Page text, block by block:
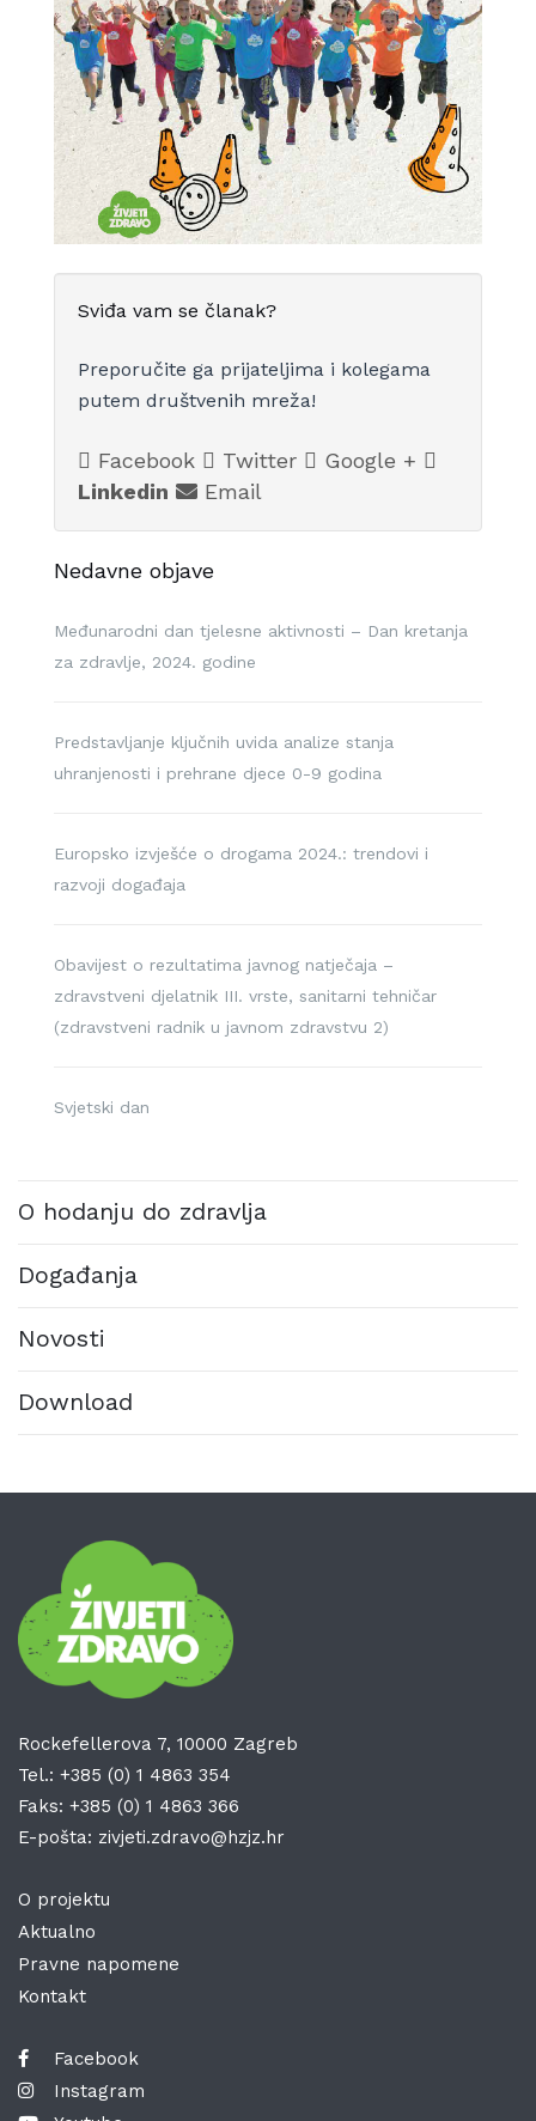
O hodanju do zdravlja
Događanja
Novosti
Download
Sviđa vam se članak?
Preporučite ga prijateljima i kolegama
putem društvenih mreža!
Facebook Twitter
Google +
Linkedin
Email
Nedavne objave
Međunarodni dan tjelesne aktivnosti – Dan kretanja
za zdravlje, 2024. godine
Predstavljanje ključnih uvida analize stanja
uhranjenosti i prehrane djece 0-9 godina
Europsko izvješće o drogama 2024.: trendovi i
razvoji događaja
Obavijest o rezultatima javnog natječaja –
zdravstveni djelatnik III. vrste, sanitarni tehničar
(zdravstveni radnik u javnom zdravstvu 2)
Svjetski dan
Rockefellerova 7, 10000 Zagreb
Tel.: +385 (0) 1 4863 354
Faks: +385 (0) 1 4863 366
E-pošta: zivjeti.zdravo@hzjz.hr
O projektu
Aktualno
Pravne napomene
Kontakt
Facebook
Instagram